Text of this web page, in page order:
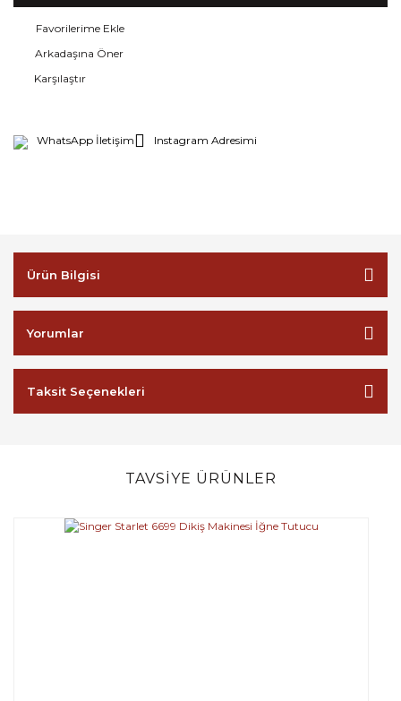
Arkadaşına Öner
Karşılaştır
WhatsApp İletişim Instagram Adresimi
Ürün Bilgisi
Yorumlar
Taksit Seçenekleri
TAVSİYE ÜRÜNLER